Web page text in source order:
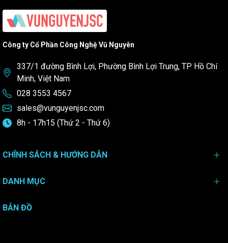
Công ty Cổ Phần Công Nghệ Vũ Nguyên
337/1 đường Bình Lợi, Phường Bình Lợi Trung, TP Hồ Chí
Minh, Việt Nam
028 3553 4567
sales@vunguyenjsc.com
8h - 17h15 (Thứ 2 - Thứ 6)
CHÍNH SÁCH & HƯỚNG DẪN
DANH MỤC
BẢN ĐỒ